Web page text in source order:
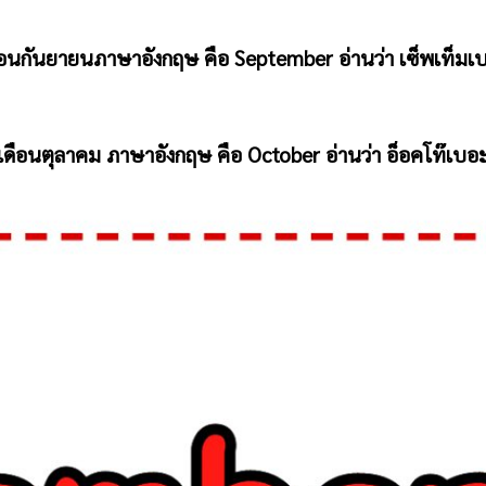
นกันยายนภาษาอังกฤษ คือ September อ่านว่า เซ็พเท็มเ
ดือนตุลาคม ภาษาอังกฤษ คือ October อ่านว่า อ็อคโท๊เบอ